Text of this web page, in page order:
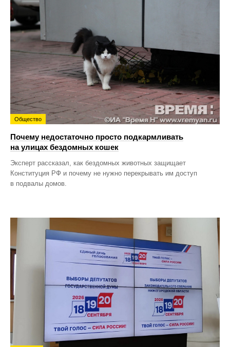
Общество
Почему недостаточно просто подкармливать
на улицах бездомных кошек
Эксперт рассказал, как бездомных животных защищает
Конституция РФ и почему не нужно перекрывать им доступ
в подвалы домов.